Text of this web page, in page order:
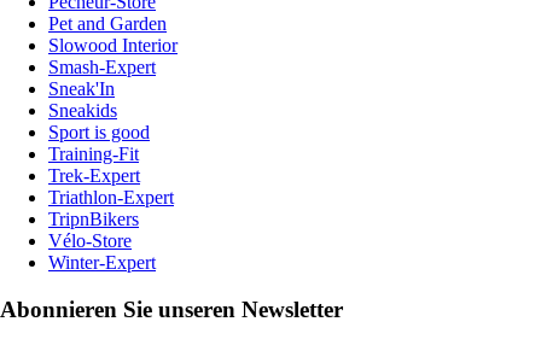
Pet and Garden
Slowood Interior
Smash-Expert
Sneak'In
Sneakids
Sport is good
Training-Fit
Trek-Expert
Triathlon-Expert
TripnBikers
Vélo-Store
Winter-Expert
Abonnieren Sie unseren Newsletter